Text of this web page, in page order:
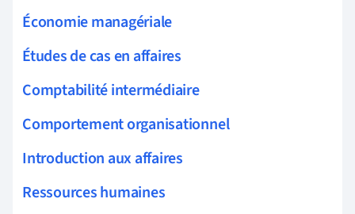
Économie managériale
Études de cas en affaires
Comptabilité intermédiaire
Comportement organisationnel
Introduction aux affaires
Ressources humaines